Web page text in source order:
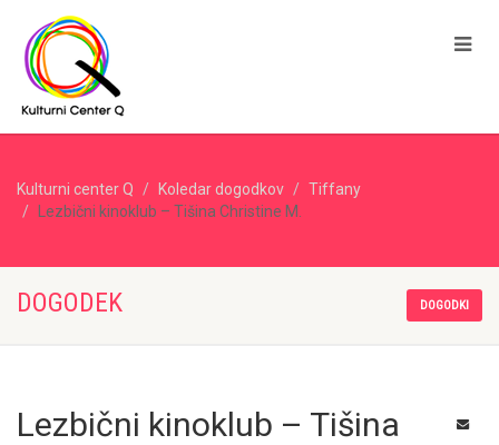
Kulturni center Q Koledar dogodkov
Tiffany
Lezbični kinoklub – Tišina Christine M.
DOGODEK DOGODKI
Lezbični kinoklub – Tišina